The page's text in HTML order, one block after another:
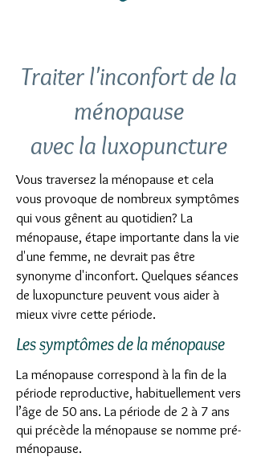
Traiter l'inconfort de la
ménopause
avec la luxopuncture
Vous traversez la ménopause et cela
vous provoque de nombreux symptômes
qui vous gênent au quotidien? La
ménopause, étape importante dans la vie
d'une femme, ne devrait pas être
synonyme d'inconfort. Quelques séances
de luxopuncture peuvent vous aider à
mieux vivre cette période.
Les symptômes de la ménopause
La ménopause correspond à la fin de la
période reproductive, habituellement vers
l’âge de 50 ans. La période de 2 à 7 ans
qui précède la ménopause se nomme pré-
ménopause.